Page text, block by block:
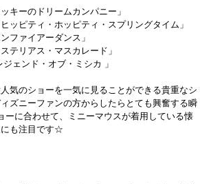
キーのドリームカンパニー」
ッピティ・ホッピティ・スプリングタイム」
ファイアーダンス」
テリアス・マスカレード」
ェンド・オブ・ミシカ 」
気のショーを一気に見ることができる貴重なシ
ズニーファンの方からしたらとても興奮する瞬
ーに合わせて、ミニーマウスが着用している懐
にも注目です☆